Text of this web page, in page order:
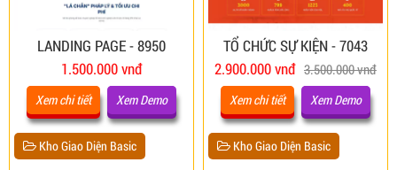
LANDING PAGE - 8950
1.500.000 vnđ
Xem chi tiết Xem Demo
Kho Giao Diện Basic
TỔ CHỨC SỰ KIỆN - 7043
2.900.000 vnđ 3.500.000 vnđ
Xem chi tiết Xem Demo
Kho Giao Diện Basic